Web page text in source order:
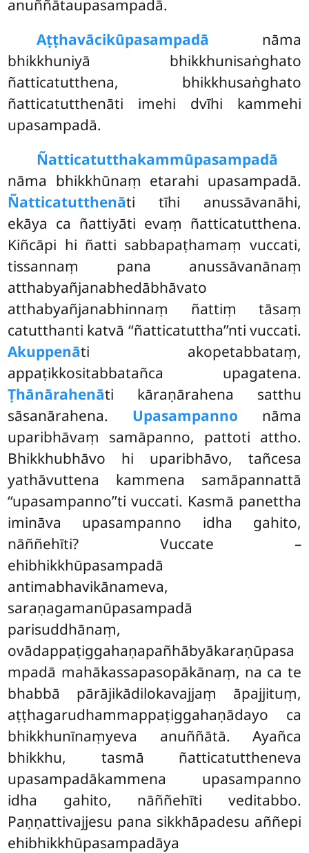
anuññātaupasampadā.
Aṭṭhavācikūpasampadā nāma
bhikkhuniyā bhikkhunisaṅghato
ñatticatutthena, bhikkhusaṅghato
ñatticatutthenāti imehi dvīhi kammehi
upasampadā.
Ñatticatutthakammūpasampadā
nāma bhikkhūnaṃ etarahi upasampadā.
Ñatticatutthenāti tīhi anussāvanāhi,
ekāya ca ñattiyāti evaṃ ñatticatutthena.
Kiñcāpi hi ñatti sabbapaṭhamaṃ vuccati,
tissannaṃ pana anussāvanānaṃ
atthabyañjanabhedābhāvato
atthabyañjanabhinnaṃ ñattiṃ tāsaṃ
catutthanti katvā ‘‘ñatticatuttha’’nti vuccati.
Akuppenāti akopetabbataṃ,
appaṭikkositabbatañca upagatena.
Ṭhānārahenāti kāraṇārahena satthu
sāsanārahena. Upasampanno nāma
uparibhāvaṃ samāpanno, pattoti attho.
Bhikkhubhāvo hi uparibhāvo, tañcesa
yathāvuttena kammena samāpannattā
‘‘upasampanno’’ti vuccati. Kasmā panettha
imināva upasampanno idha gahito,
nāññehīti? Vuccate –
ehibhikkhūpasampadā
antimabhavikānameva,
saraṇagamanūpasampadā
parisuddhānaṃ,
ovādappaṭiggahaṇapañhābyākaraṇūpasa
mpadā mahākassapasopākānaṃ, na ca te
bhabbā pārājikādilokavajjaṃ āpajjituṃ,
aṭṭhagarudhammappaṭiggahaṇādayo ca
bhikkhunīnaṃyeva anuññātā. Ayañca
bhikkhu, tasmā ñatticatuttheneva
upasampadākammena upasampanno
idha gahito, nāññehīti veditabbo.
Paṇṇattivajjesu pana sikkhāpadesu aññepi
ehibhikkhūpasampadāya